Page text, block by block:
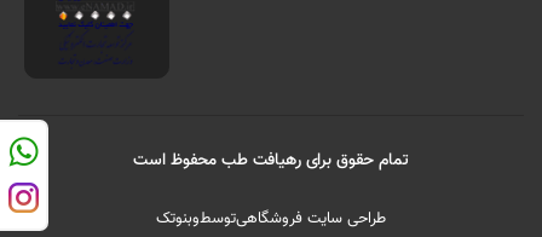
تمام حقوق برای رهیافت طب محفوظ است
طراحی سایت فروشگاهیتوسطوبنوتک